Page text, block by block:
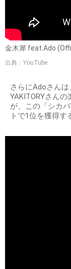
金木犀 feat.Ado
出典：YouTube
さらにAdoさん
YAKITORYさん
が、この「シカ
トで1位を獲得す